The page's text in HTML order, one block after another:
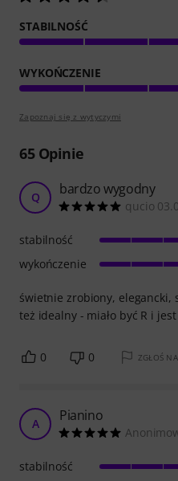
STABILNOŚĆ
WYKOŃCZENIE
Zapoznaj się z wytyczymi
65Opinie
Q bardzo wygodny
qucio
świetnie zrobiony, elegancki,
też idealny - miało być R i jest
stabilność
wykończenie
0 0 ZGŁOŚ
A Pianino
stabilność